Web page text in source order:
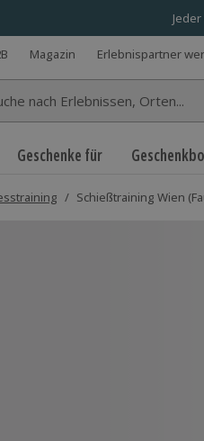
Magazin Erlebnispartner
nach Erlebnissen...
Geschenke für
/ Schießtraining Wien